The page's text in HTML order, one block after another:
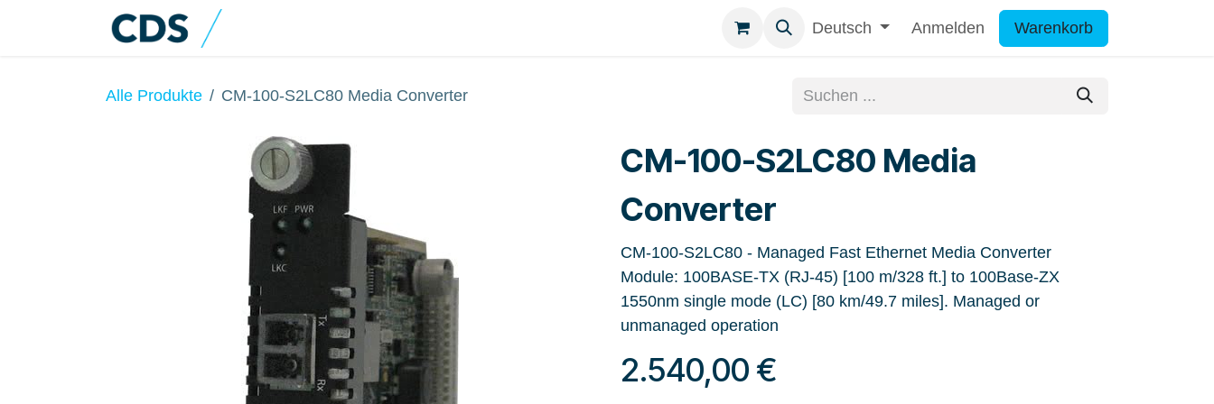
Zum Inhalt springen
Deutsch Anmelden Warenkorb
Alle Produkte CM-100-S2LC80 Media Converter
CM-100-S2LC80 Media
Converter
CM-100-S2LC80 - Managed Fast Ethernet Media Converter
Module: 100BASE-TX (RJ-45) [100 m/328 ft.] to 100Base-ZX
1550nm single mode (LC) [80 km/49.7 miles]. Managed or
unmanaged operation
2.540,00 €